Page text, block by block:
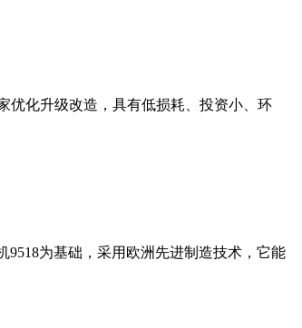
优化升级改造，具有低损耗、投资小、环
为基础，采用欧洲先进制造技术，它能